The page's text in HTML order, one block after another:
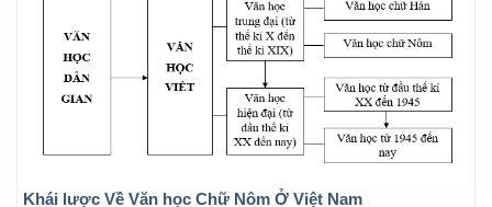
Khái lược Về Văn học Chữ Nôm Ở Việt Nam